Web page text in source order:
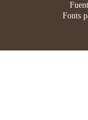
Fonts